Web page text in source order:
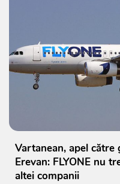
Vartanean, apel către
Erevan: FLYONE nu
altei companii